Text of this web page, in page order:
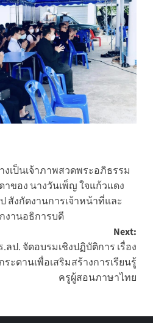
เป็นเจ้าภาพสวดพระอภิธรรม
ของ นางวันเพ็ญ ใจแก้วแดง
สังกัดงานการเจ้าหน้าที่และ
งานอธิการบดี
Next:
ป. จัดอบรมเชิงปฏิบัติการ เรื่อง
ะดานเพื่อเสริมสร้างการเรียนรู้
ครูผู้สอนภาษาไทย